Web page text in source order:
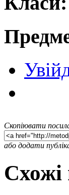
Скопіювати
або додати
Схожі